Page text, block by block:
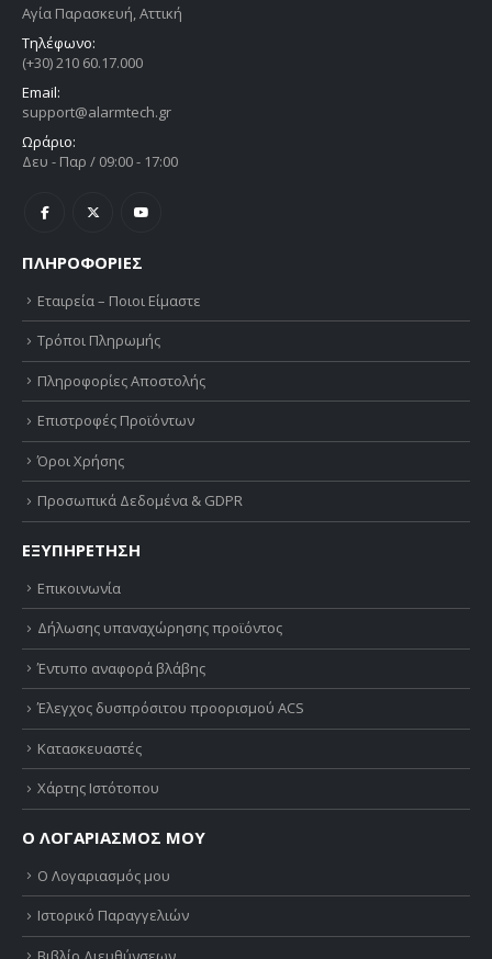
Αγία Παρασκευή, Αττική
Τηλέφωνο:
(+30) 210 60.17.000
Email:
support@alarmtech.gr
Ωράριο:
Δευ - Παρ / 09:00 - 17:00
ΠΛΗΡΟΦΟΡΙΕΣ
Εταιρεία – Ποιοι Είμαστε
Τρόποι Πληρωμής
Πληροφορίες Αποστολής
Επιστροφές Προϊόντων
Όροι Χρήσης
Προσωπικά Δεδομένα & GDPR
ΕΞΥΠΗΡΕΤΗΣΗ
Επικοινωνία
Δήλωσης υπαναχώρησης προϊόντος
Έντυπο αναφορά βλάβης
Έλεγχος δυσπρόσιτου προορισμού ACS
Κατασκευαστές
Χάρτης Ιστότοπου
Ο ΛΟΓΑΡΙΑΣΜΟΣ ΜΟΥ
Ο Λογαριασμός μου
Ιστορικό Παραγγελιών